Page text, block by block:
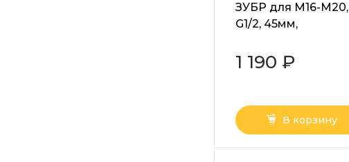
ЗУБР для M16-M20,
G1/2, 45мм,
стопорными (28143-
1 190 ₽
В корзину